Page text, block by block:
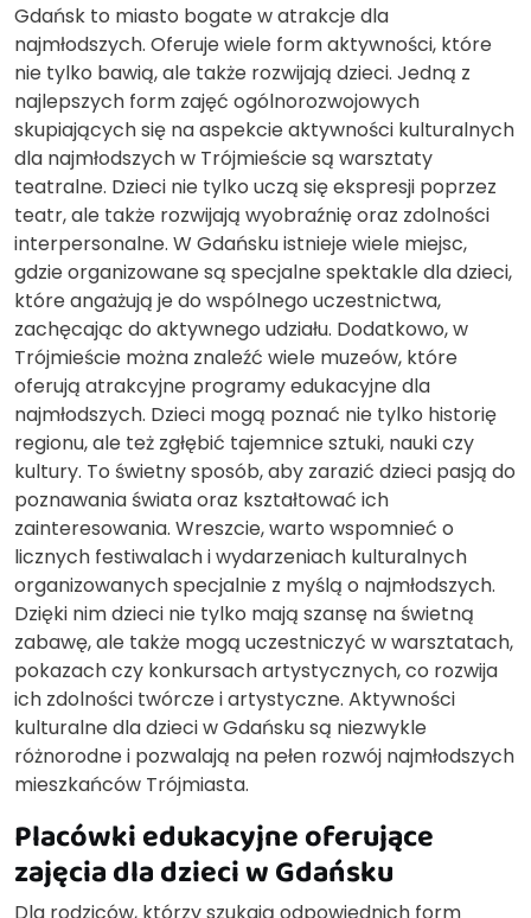
Gdańsk to miasto bogate w atrakcje dla
najmłodszych. Oferuje wiele form aktywności, które
nie tylko bawią, ale także rozwijają dzieci. Jedną z
najlepszych form zajęć ogólnorozwojowych
skupiających się na aspekcie aktywności kulturalnych
dla najmłodszych w Trójmieście są warsztaty
teatralne. Dzieci nie tylko uczą się ekspresji poprzez
teatr, ale także rozwijają wyobraźnię oraz zdolności
interpersonalne. W Gdańsku istnieje wiele miejsc,
gdzie organizowane są specjalne spektakle dla dzieci,
które angażują je do wspólnego uczestnictwa,
zachęcając do aktywnego udziału. Dodatkowo, w
Trójmieście można znaleźć wiele muzeów, które
oferują atrakcyjne programy edukacyjne dla
najmłodszych. Dzieci mogą poznać nie tylko historię
regionu, ale też zgłębić tajemnice sztuki, nauki czy
kultury. To świetny sposób, aby zarazić dzieci pasją do
poznawania świata oraz kształtować ich
zainteresowania. Wreszcie, warto wspomnieć o
licznych festiwalach i wydarzeniach kulturalnych
organizowanych specjalnie z myślą o najmłodszych.
Dzięki nim dzieci nie tylko mają szansę na świetną
zabawę, ale także mogą uczestniczyć w warsztatach,
pokazach czy konkursach artystycznych, co rozwija
ich zdolności twórcze i artystyczne. Aktywności
kulturalne dla dzieci w Gdańsku są niezwykle
różnorodne i pozwalają na pełen rozwój najmłodszych
mieszkańców Trójmiasta.
Placówki edukacyjne oferujące
zajęcia dla dzieci w Gdańsku
Dla rodziców, którzy szukają odpowiednich form